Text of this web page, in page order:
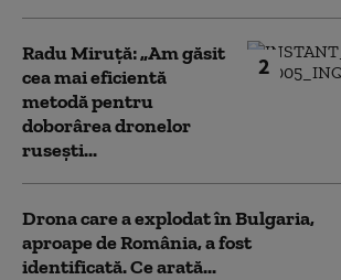
2
Radu Miruță: „Am găsit
cea mai eficientă
metodă pentru
doborârea dronelor
rusești...
Drona care a explodat în Bulgaria,
aproape de România, a fost
identificată. Ce arată...